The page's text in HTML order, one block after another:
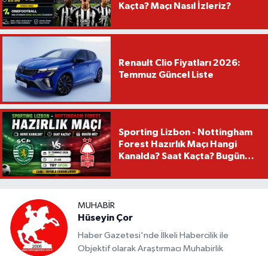
Kaçta? Maçı Nasıl İzleriz?
Renault Clio Fiyatları 2026:
Temmuz Güncel Liste
Sporting Lizbon - Nottingham
Forest Hazırlık Maçı Hangi
Kanalda? Saat Kaçta? Bugün
MUHABIR
Hüseyin Çor
Haber Gazetesi'nde İlkeli Habercilik ile
Objektif olarak Araştırmacı Muhabirlik